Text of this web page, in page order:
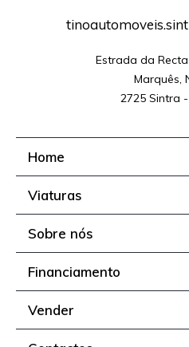
Estrada da
Marquês,
2725 Sintra
Home
Viaturas
Sobre nós
Financiamento
Vender